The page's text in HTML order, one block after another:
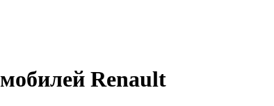
Renault